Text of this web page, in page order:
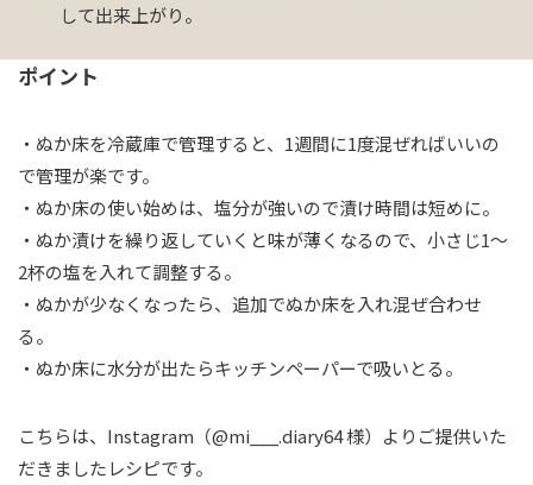
して出来上がり。
ポイント
・ぬか床を冷蔵庫で管理すると、1週間に1度混ぜればいいの
で管理が楽です。
・ぬか床の使い始めは、塩分が強いので漬け時間は短めに。
・ぬか漬けを繰り返していくと味が薄くなるので、小さじ1～
2杯の塩を入れて調整する。
・ぬかが少なくなったら、追加でぬか床を入れ混ぜ合わせ
る。
・ぬか床に水分が出たらキッチンペーパーで吸いとる。
こちらは、Instagram（@mi___.diary64 様）よりご提供いた
だきましたレシピです。